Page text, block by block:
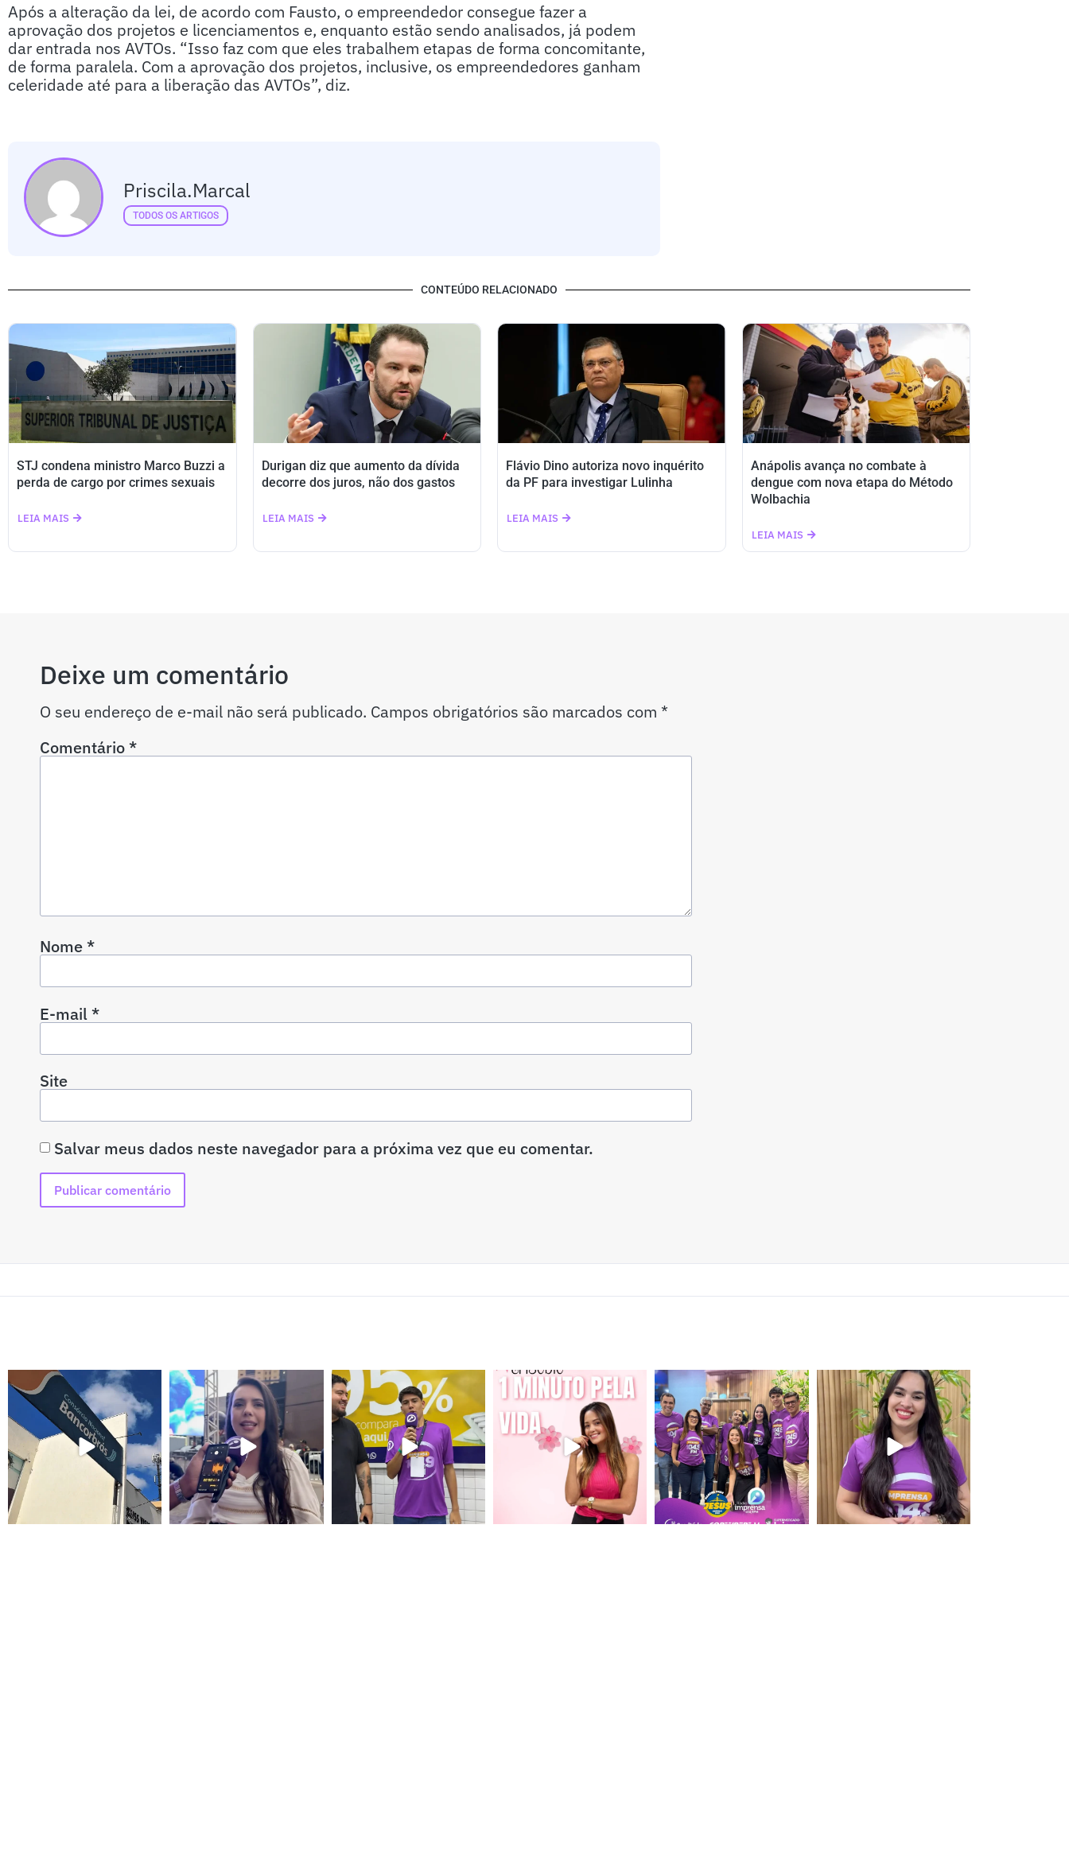
Após a alteração da lei, de acordo com Fausto, o empreendedor consegue fazer a
aprovação dos projetos e licenciamentos e, enquanto estão sendo analisados, já podem
dar entrada nos AVTOs. “Isso faz com que eles trabalhem etapas de forma concomitante,
de forma paralela. Com a aprovação dos projetos, inclusive, os empreendedores ganham
celeridade até para a liberação das AVTOs”, diz.
Priscila.marcal
TODOS OS ARTIGOS
CONTEÚDO RELACIONADO
STJ condena ministro Marco Buzzi a
perda de cargo por crimes sexuais
LEIA MAIS
Durigan diz que aumento da dívida
decorre dos juros, não dos gastos
LEIA MAIS
Flávio Dino autoriza novo inquérito
da PF para investigar Lulinha
LEIA MAIS
Anápolis avança no combate à
dengue com nova etapa do Método
Wolbachia
LEIA MAIS
Deixe um comentário
O seu endereço de e-mail não será publicado. Campos obrigatórios são marcados com *
Comentário*
Nome*
E-mail*
Site
Salvar meus dados neste navegador para a próxima vez que eu comentar.